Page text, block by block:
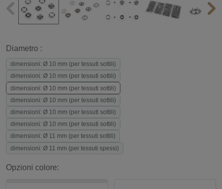
Diametro :
dimensioni: Ø 10 mm (per tessuti sottili)
dimensioni: Ø 10 mm (per tessuti sottili)
dimensioni: Ø 10 mm (per tessuti sottili)
dimensioni: Ø 10 mm (per tessuti sottili)
dimensioni: Ø 10 mm (per tessuti sottili)
dimensioni: Ø 10 mm (per tessuti sottili)
dimensioni: Ø 11 mm (per tessuti sottili)
dimensioni: Ø 11 mm (per tessuti spessi)
Opzioni colore: